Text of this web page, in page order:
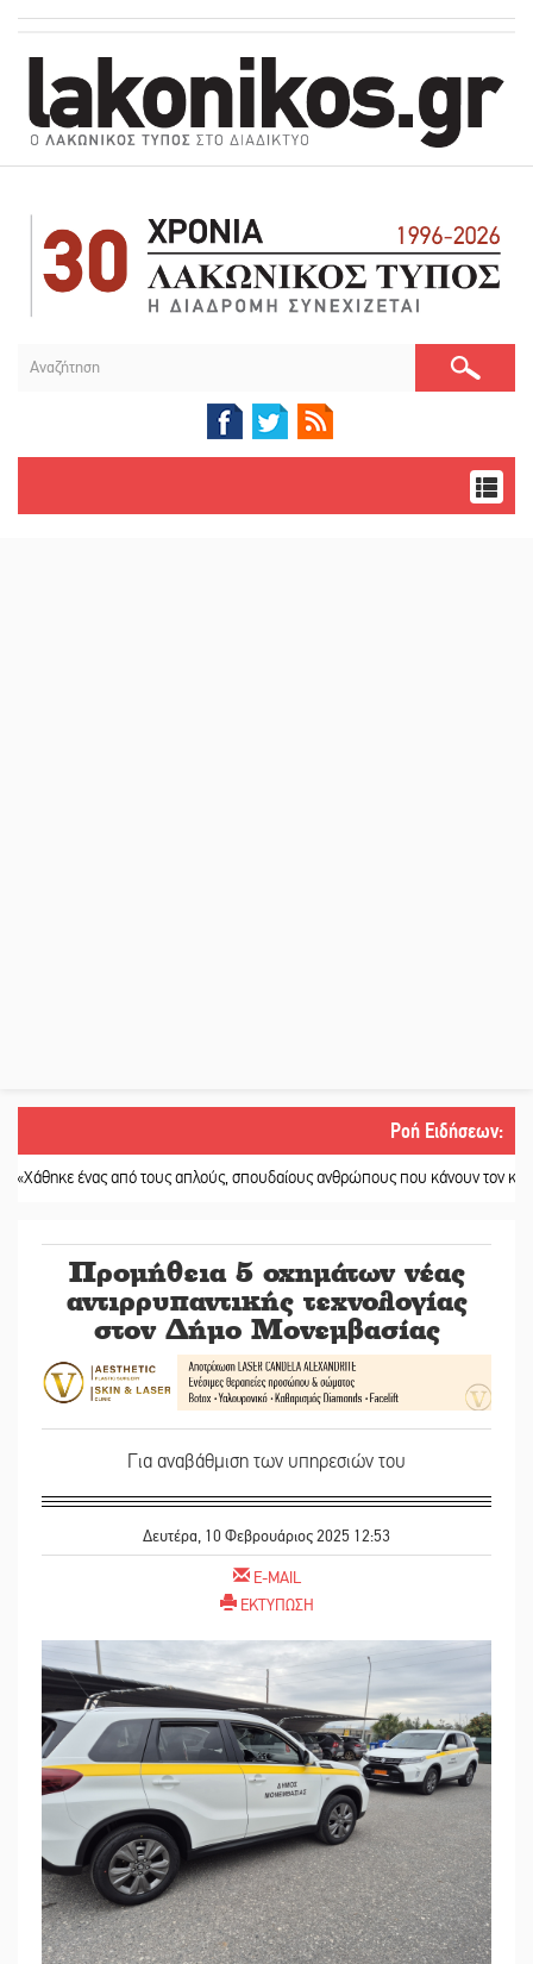
Ροή Ειδήσεων:
από τους απλούς, σπουδαίους ανθρώπους που κάνουν τον κόσμο λίγο
Προμήθεια 5 οχημάτων νέας
αντιρρυπαντικής τεχνολογίας
στον Δήμο Μονεμβασίας
Για αναβάθμιση των υπηρεσιών του
Δευτέρα, 10 Φεβρουάριος 2025 12:53
E-MAIL
ΕΚΤΥΠΩΣΗ